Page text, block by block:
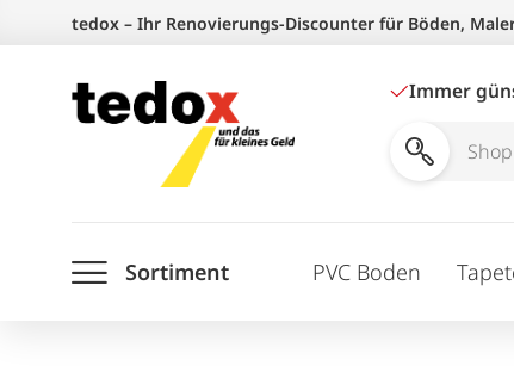
springen
tedox – Ihr Renovierungs-Discounter für Böden,
Immer
Shop
Sortiment PVC Boden